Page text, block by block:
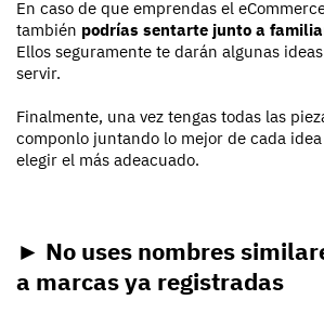
En caso de que emprendas el
también podrías sentarte junto a
Ellos seguramente te darán algunas
servir.
Finalmente, una vez tengas todas las
componlo juntando lo mejor de cada
elegir el más adeacuado.
► No uses nombres
a marcas ya registradas